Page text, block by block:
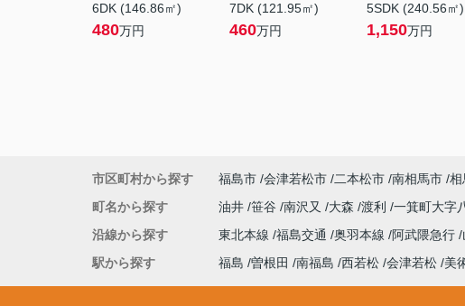
6DK (146.86㎡)
480万円
7DK (121.95㎡)
460万円
5SDK (240.56㎡)
1,150万円
市区町村から探す 福島市 会津若松市 二本松市 南相馬市 相
町名から探す
油井 笹谷 南沢又 大森 渡利 一箕町大字
沿線から探す
東北本線 福島交通 奥羽本線 阿武隈急行
駅から探す
福島 曽根田 南福島 西若松 会津若松 美